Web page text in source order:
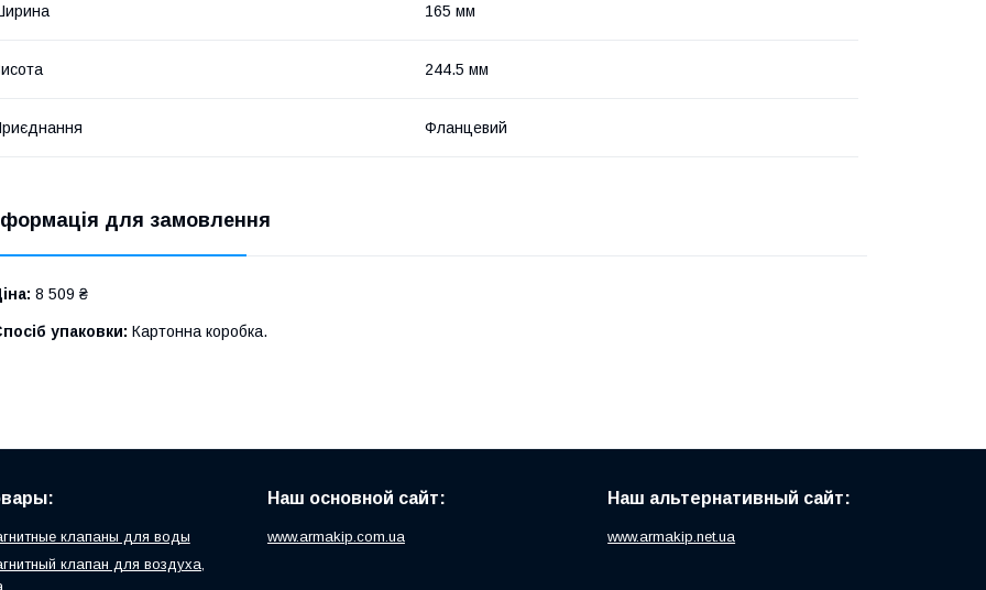
165 мм
244.5 мм
Фланцевий
для замовлення
8 509 ₴
упаковки: Картонна коробка.
клапаны для воды
клапан для воздуха,
Наш основной сайт:
www.armakip.com.ua
Наш альтернативный сайт:
www.armakip.net.ua